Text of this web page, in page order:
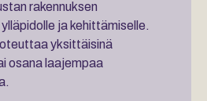
rakennuksen
ja kehittämiselle.
yksittäisinä
osana laajempaa